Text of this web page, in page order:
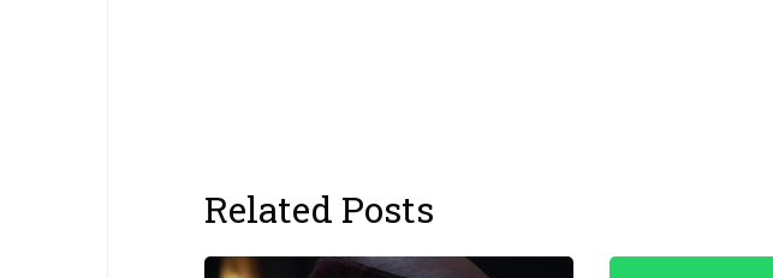
Related Posts